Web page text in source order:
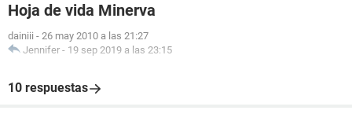
Hoja de vida Minerva
dainiii - 26 may 2010 a las 21:27
Jennifer - 19 sep 2019 a las 23:15
10 respuestas